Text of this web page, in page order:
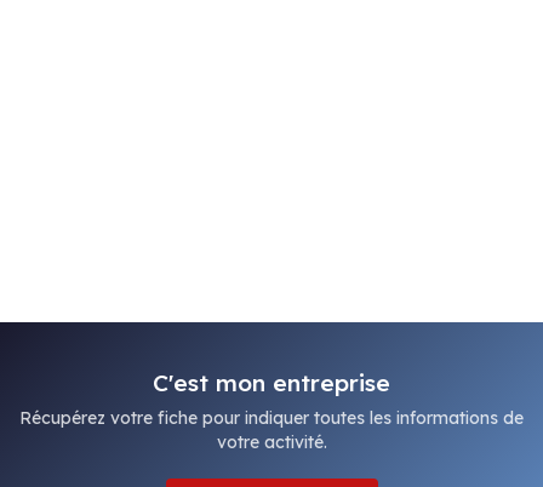
C'est mon entreprise
Récupérez votre fiche pour indiquer toutes les informations de
votre activité.